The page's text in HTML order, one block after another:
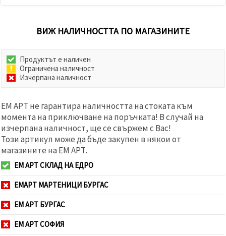
ВИЖ НАЛИЧНОСТТА ПО МАГАЗИНИТЕ
Продуктът е наличен
Ограничена наличност
Изчерпана наличност
ЕМ АРТ не гарантира наличността на стоката към
момента на приключване на поръчката! В случай на
изчерпана наличност, ще се свържем с Вас!
Този артикул може да бъде закупен в някои от
магазините на ЕМ АРТ.
ЕМ АРТ СКЛАД НА ЕДРО
ЕМАРТ МАРТЕНИЦИ БУРГАС
ЕМ АРТ БУРГАС
ЕМ АРТ СОФИЯ